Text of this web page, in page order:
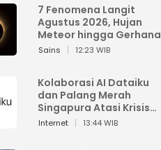
7 Fenomena Langit
Agustus 2026, Hujan
Meteor hingga Gerhana
Matahari
Sains 12:23 WIB
Kolaborasi AI Dataiku
dan Palang Merah
Singapura Atasi Krisis
Bencana
Internet 13:44 WIB